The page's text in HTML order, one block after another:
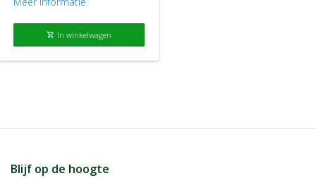
Shampoo Bar direct door je haar te wrijven. Dit geeft alleen wel
een sterker ontvettend effect.
2. Gebruik het schuim om je haren in te zepen. Masseer het
schuim zorgvuldig door je haar. Je kunt het ook sneller doen,
maar door masseren schud je alle vettigheid en ander vuil uit je
shopping_cart In winkelwagen
Blijf op de hoogte